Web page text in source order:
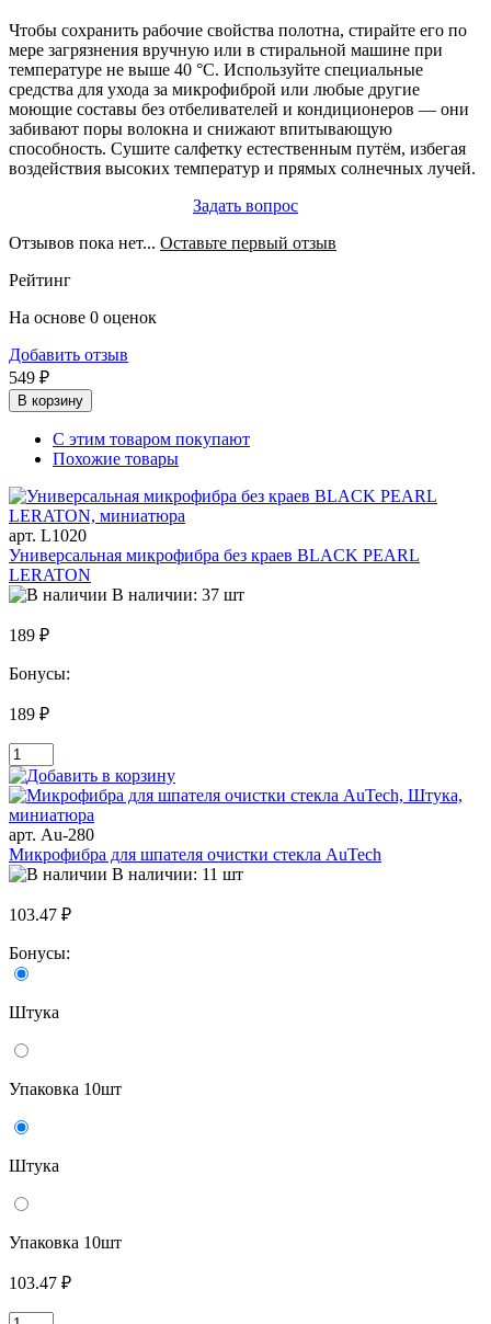
Чтобы сохранить рабочие свойства полотна, стирайте его по
мере загрязнения вручную или в стиральной машине при
температуре не выше 40 °C. Используйте специальные
средства для ухода за микрофиброй или любые другие
моющие составы без отбеливателей и кондиционеров — они
забивают поры волокна и снижают впитывающую
способность. Сушите салфетку естественным путём, избегая
воздействия высоких температур и прямых солнечных лучей.
Задать вопрос
Отзывов пока нет... Оставьте первый отзыв
Рейтинг
На основе 0 оценок
Добавить отзыв
549 ₽
В корзину
С этим товаром покупают
Похожие товары
арт. L1020
Универсальная микрофибра без краев BLACK PEARL
LERATON
В наличии: 37 шт
189 ₽
Бонусы:
189 ₽
арт. Au-280
Микрофибра для шпателя очистки стекла AuTech
В наличии: 11 шт
103.47 ₽
Бонусы:
Штука
Упаковка 10шт
Штука
Упаковка 10шт
103.47 ₽